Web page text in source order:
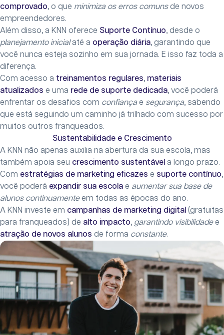
comprovado, o que minimiza os erros comunsde novos
empreendedores.
Além disso, a KNN oferece Suporte Contínuo, desde o
planejamento inicialaté a operação diária, garantindo que
você nunca esteja sozinho em sua jornada. E isso faz toda a
diferença.
Com acesso a treinamentos regulares, materiais
atualizados e uma rede de suporte dedicada, você poderá
enfrentar os desafios com confiançae segurança, sabendo
que está seguindo um caminho já trilhado com sucesso por
muitos outros franqueados.
Sustentabilidade e Crescimento
A KNN não apenas auxilia na abertura da sua escola, mas
também apoia seu crescimento sustentável a longo prazo.
Com estratégias de marketing eficazes e suporte contínuo,
você poderá expandir sua escola e aumentar sua base de
alunos continuamenteem todas as épocas do ano.
A KNN investe em campanhas de marketing digital (gratuitas
para franqueados) de alto impacto, garantindo visibilidadee
atração de novos alunos de forma constante.